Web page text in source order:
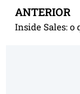
ANTERIOR